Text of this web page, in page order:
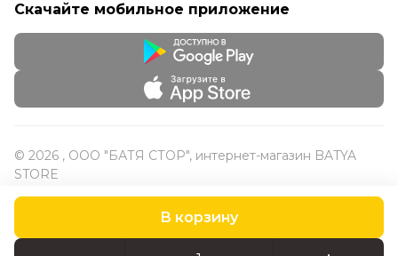
В корзину
Скачайте мобильное приложение
© 2026 , ООО "БАТЯ СТОР", интернет-магазин BATYA
STORE
Конфиденциальность Оферта